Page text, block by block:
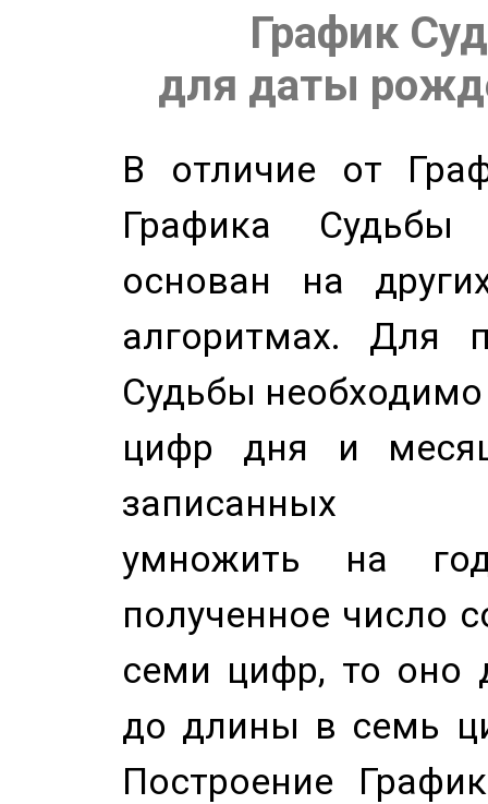
График
для даты
В отличие от
Графика
основан на
алгоритмах. Для
Судьбы
цифр дня и
записанных
умножить на
полученное число
семи цифр, то оно
до длины в семь
Построение